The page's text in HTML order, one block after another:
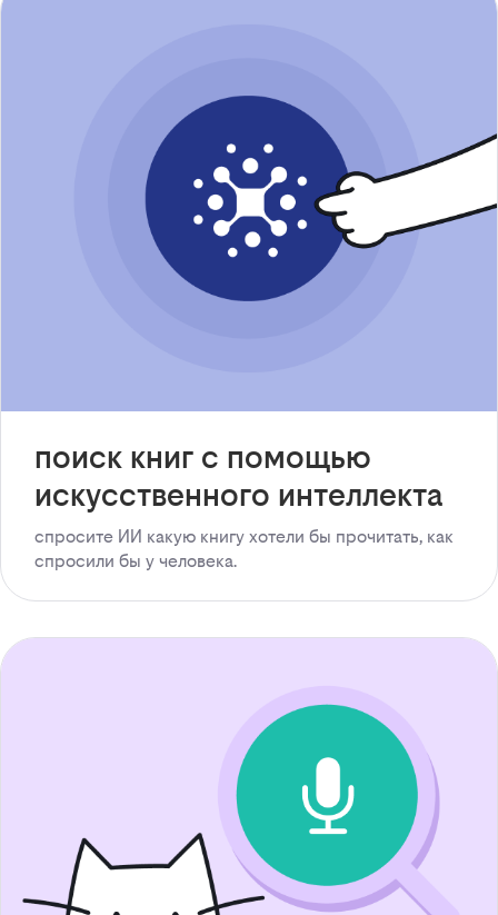
поиск книг с помощью
искусственного интеллекта
спросите ИИ какую книгу хотели бы прочитать, как
спросили бы у человека.